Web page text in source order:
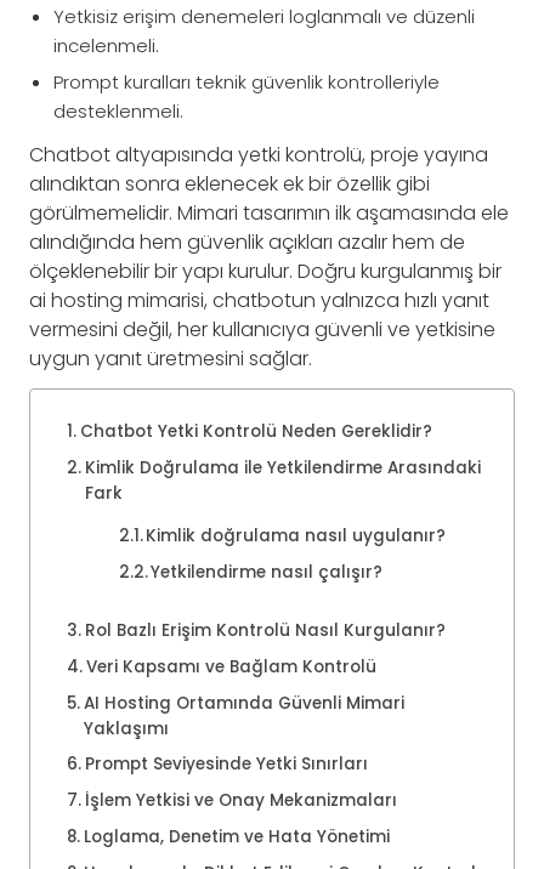
Yetkisiz erişim denemeleri loglanmalı ve düzenli
incelenmeli.
Prompt kuralları teknik güvenlik kontrolleriyle
desteklenmeli.
Chatbot altyapısında yetki kontrolü, proje yayına
alındıktan sonra eklenecek ek bir özellik gibi
görülmemelidir. Mimari tasarımın ilk aşamasında ele
alındığında hem güvenlik açıkları azalır hem de
ölçeklenebilir bir yapı kurulur. Doğru kurgulanmış bir
ai hosting mimarisi, chatbotun yalnızca hızlı yanıt
vermesini değil, her kullanıcıya güvenli ve yetkisine
uygun yanıt üretmesini sağlar.
Chatbot Yetki Kontrolü Neden Gereklidir?
Kimlik Doğrulama ile Yetkilendirme Arasındaki
Fark
Kimlik doğrulama nasıl uygulanır?
Yetkilendirme nasıl çalışır?
Rol Bazlı Erişim Kontrolü Nasıl Kurgulanır?
Veri Kapsamı ve Bağlam Kontrolü
AI Hosting Ortamında Güvenli Mimari
Yaklaşımı
Prompt Seviyesinde Yetki Sınırları
İşlem Yetkisi ve Onay Mekanizmaları
Loglama, Denetim ve Hata Yönetimi